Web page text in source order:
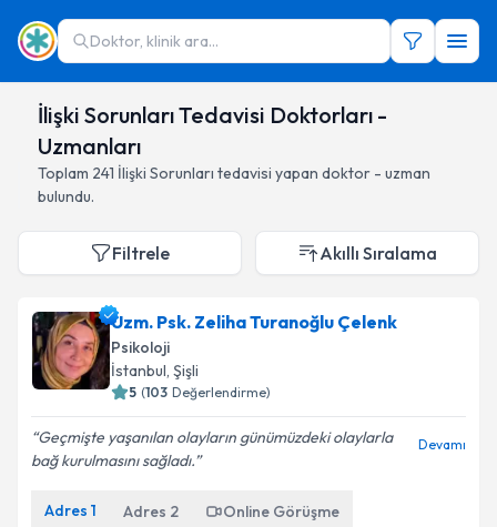
Doktor, klinik ara...
İlişki Sorunları Tedavisi Doktorları -
Uzmanları
Toplam 241 İlişki Sorunları tedavisi yapan doktor - uzman
bulundu.
Filtrele Akıllı Sıralama
Uzm. Psk. Zeliha Turanoğlu Çelenk
Psikoloji
İstanbul, Şişli
5 (103 Değerlendirme)
Geçmişte yaşanılan olayların günümüzdeki olaylarla
bağ kurulmasını sağladı.
Devamı
Adres 1 Adres 2 Online Görüşme